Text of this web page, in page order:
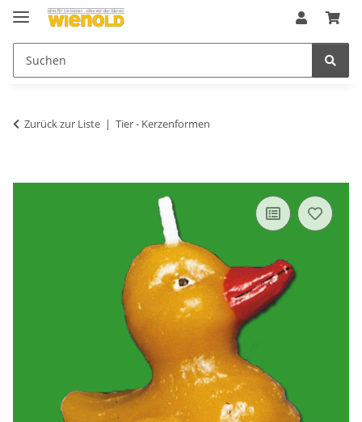
Zurück zur Liste Tier - Kerzenformen